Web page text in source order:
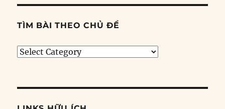
TÌM BÀI THEO CHỦ ĐỀ
Tìm